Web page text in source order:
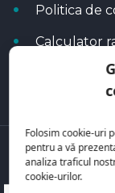
Folosim cookie-uri
pentru a vă
analiza traficul
cookie-urilor.
Politica de
Calculator
Blog
Toate